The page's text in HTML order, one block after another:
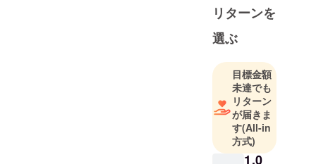
ディングを
走らせてい
ます。
くおねがい
します！
リターンを
選ぶ
目標金額
未達でも
リターン
が届きま
す(All-in
方式)
1,0